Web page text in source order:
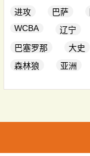
进攻
巴萨
WCBA
辽宁
巴塞罗那
大史
森林狼
亚洲